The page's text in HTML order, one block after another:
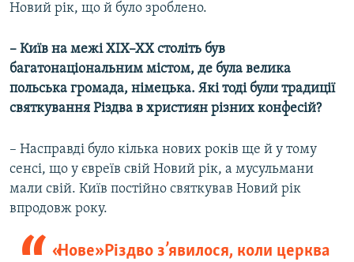
Новий рік, що й було зроблено.
– Київ на межі ХІХ–ХХ століть був
багатонаціональним містом, де була велика
польська громада, німецька. Які тоді були традиції
святкування Різдва в християн різних конфесій?
– Насправді було кілька нових років ще й у тому
сенсі, що у євреїв свій Новий рік, а мусульмани
мали свій. Київ постійно святкував Новий рік
впродовж року.
«Нове» Різдво з’явилося, коли церква